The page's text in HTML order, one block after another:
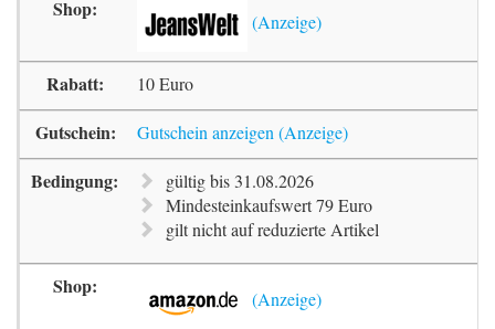
10 Euro
Gutschein anzeigen
gültig bis 31.08.2026
Mindesteinkaufswert 79 Euro
gilt nicht auf reduzierte Artikel